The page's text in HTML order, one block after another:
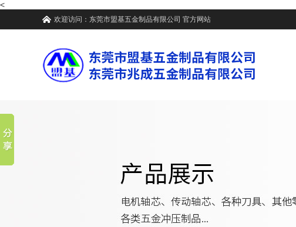
<
欢迎访问： 东莞市盟基五金制品有限公司 官方网站